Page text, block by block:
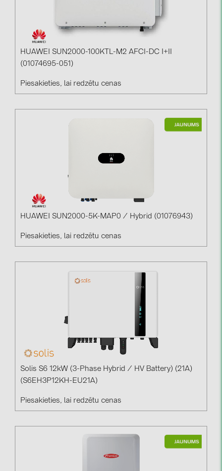
HUAWEI SUN2000-100KTL-M2 AFCI-DC I+II
(01074695-051)
Piesakieties, lai redzētu cenas
HUAWEI SUN2000-5K-MAP0 / Hybrid (01076943)
Piesakieties, lai redzētu cenas
Solis S6 12kW (3-Phase Hybrid / HV Battery) (21A)
(S6EH3P12KH-EU21A)
Piesakieties, lai redzētu cenas